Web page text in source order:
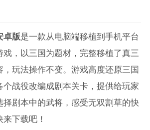
卓版是一款从电脑端移植到手机平台
，以三国为题材，完整移植了真三
，玩法操作不变。游戏高度还原三国
战役改编成剧本关卡，提供给玩家
剧本中的武将，感受无双割草的快
下载吧！